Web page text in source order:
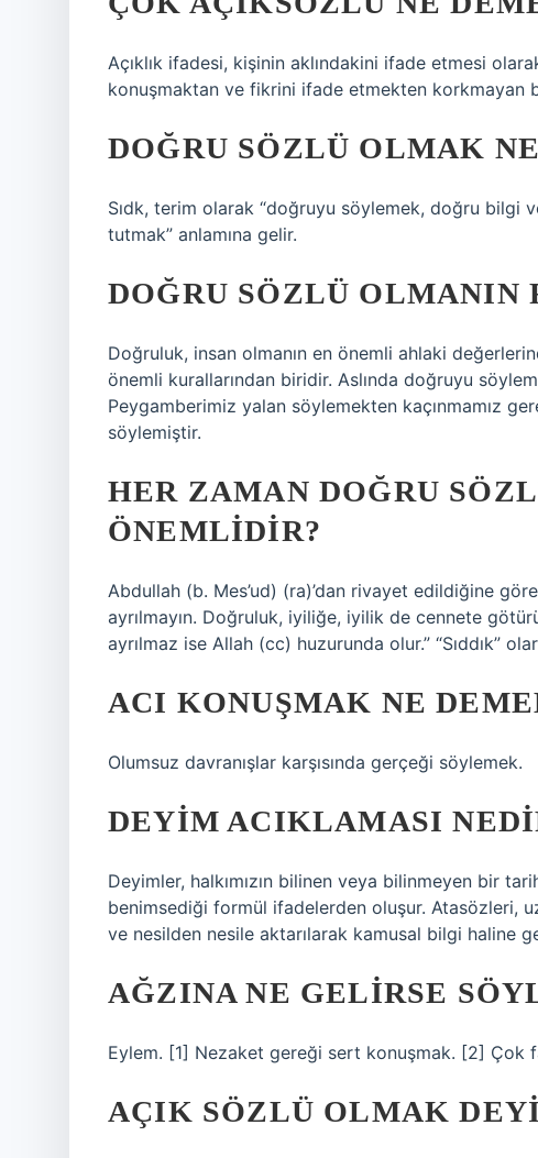
Açıklık ifadesi, kişinin aklındakini ifade etmesi
konuşmaktan ve fikrini ifade etmekten korkmayan
DOĞRU SÖZLÜ OLMAK
Sıdk, terim olarak “doğruyu söylemek, doğru bilgi
tutmak” anlamına gelir.
DOĞRU SÖZLÜ OLMANIN
Doğruluk, insan olmanın en önemli ahlaki
önemli kurallarından biridir. Aslında doğruyu
Peygamberimiz yalan söylemekten kaçınmamız
söylemiştir.
HER ZAMAN DOĞRU
ÖNEMLIDIR?
Abdullah (b. Mes’ud) (ra)’dan rivayet edildiğine
ayrılmayın. Doğruluk, iyiliğe, iyilik de cennete
ayrılmaz ise Allah (cc) huzurunda olur.” “Sıddık”
ACI KONUŞMAK NE
Olumsuz davranışlar karşısında gerçeği söylemek.
DEYIM ACIKLAMASI
Deyimler, halkımızın bilinen veya bilinmeyen bir
benimsediği formül ifadelerden oluşur. Atasözleri,
ve nesilden nesile aktarılarak kamusal bilgi haline
AĞZINA NE GELIRSE
Eylem. [1] Nezaket gereği sert konuşmak. [2] Çok
AÇIK SÖZLÜ OLMAK